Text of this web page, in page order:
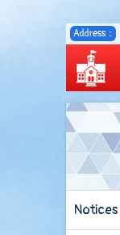
Address：
Notices